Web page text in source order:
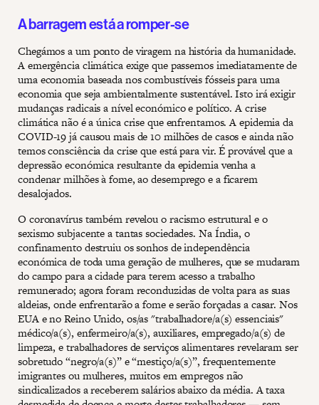
A barragem está a romper-se
Chegámos a um ponto de viragem na história da humanidade.
A emergência climática exige que passemos imediatamente de
uma economia baseada nos combustíveis fósseis para uma
economia que seja ambientalmente sustentável. Isto irá exigir
mudanças radicais a nível económico e político. A crise
climática não é a única crise que enfrentamos. A epidemia da
COVID-19 já causou mais de 10 milhões de casos e ainda não
temos consciência da crise que está para vir. É provável que a
depressão económica resultante da epidemia venha a
condenar milhões à fome, ao desemprego e a ficarem
desalojados.
O coronavírus também revelou o racismo estrutural e o
sexismo subjacente a tantas sociedades. Na Índia, o
confinamento destruiu os sonhos de independência
económica de toda uma geração de mulheres, que se mudaram
do campo para a cidade para terem acesso a trabalho
remunerado; agora foram reconduzidas de volta para as suas
aldeias, onde enfrentarão a fome e serão forçadas a casar. Nos
EUA e no Reino Unido, os/as "trabalhadore/a(s) essenciais"
médico/a(s), enfermeiro/a(s), auxiliares, empregado/a(s) de
limpeza, e trabalhadores de serviços alimentares revelaram ser
sobretudo “negro/a(s)” e “mestiço/a(s)”, frequentemente
imigrantes ou mulheres, muitos em empregos não
sindicalizados a receberem salários abaixo da média. A taxa